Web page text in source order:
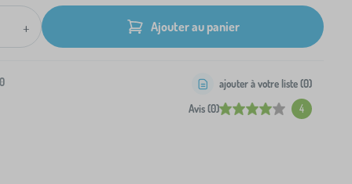
+ Ajouter au panier
Avis (0) 4
ajouter à votre liste (0)